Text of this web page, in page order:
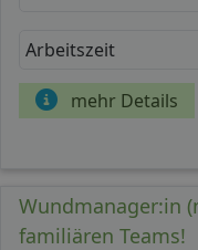
Arbeitszeit
mehr Details
Wundmanager:in
familiären Teams!